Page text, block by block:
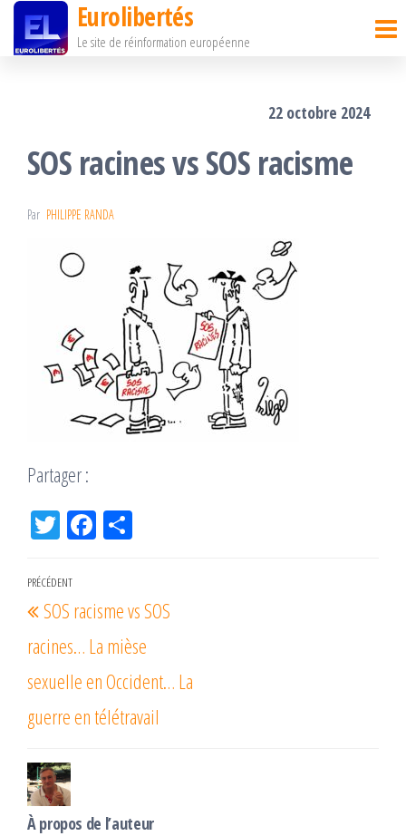
Passer
Eurolibertés
Le site de réinformation européenne
22 octobre 2024
SOS racines vs SOS racisme
Par PHILIPPE RANDA
Partager :
Tw
er
Fac
k r
Navigation
de
l’article
Article
précédent
PRÉCÉDENT
SOS racisme vs SOS
racines… La mièse
sexuelle en Occident… La
guerre en télétravail
À propos de l’auteur